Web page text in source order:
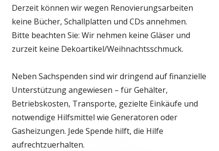
Derzeit können wir wegen Renovierungsarbeiten
keine Bücher, Schallplatten und CDs annehmen.
Bitte beachten Sie: Wir nehmen keine Gläser und
zurzeit keine Dekoartikel/Weihnachtsschmuck.
Neben Sachspenden sind wir dringend auf finanzielle
Unterstützung angewiesen – für Gehälter,
Betriebskosten, Transporte, gezielte Einkäufe und
notwendige Hilfsmittel wie Generatoren oder
Gasheizungen. Jede Spende hilft, die Hilfe
aufrechtzuerhalten.